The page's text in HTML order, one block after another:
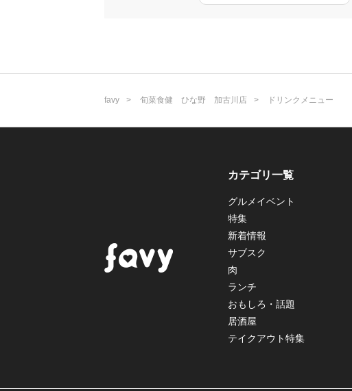
favy 旬菜食健 ひな野 加古川店 ドリンクメニュー
カテゴリ一覧
グルメイベント
特集
新着情報
サブスク
肉
ランチ
おもしろ・話題
居酒屋
テイクアウト特集